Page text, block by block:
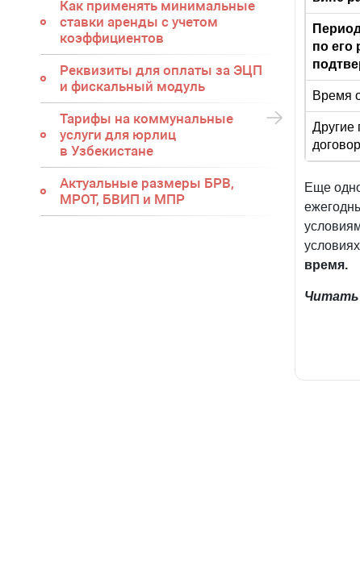
Как применять минимальные
ставки аренды с учетом
коэффициентов
Реквизиты для оплаты за ЭЦП
и фискальный модуль
Тарифы на коммунальные
услуги для юрлиц
в Узбекистане
Актуальные размеры БРВ,
МРОТ, БВИП и МПР
по его
Время
Другие
Еще
время.
Читать